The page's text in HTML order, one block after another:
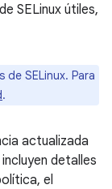
SELinux útiles,
SELinux. Para
.
actualizada
detalles
el